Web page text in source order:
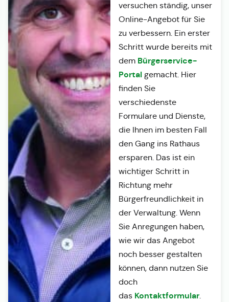
versuchen ständig, unser
Online-Angebot für Sie
zu verbessern. Ein erster
Schritt wurde bereits mit
dem Bürgerservice-
Portalgemacht. Hier
finden Sie
verschiedenste
Formulare und Dienste,
die Ihnen im besten Fall
den Gang ins Rathaus
ersparen. Das ist ein
wichtiger Schritt in
Richtung mehr
Bürgerfreundlichkeit in
der Verwaltung. Wenn
Sie Anregungen haben,
wie wir das Angebot
noch besser gestalten
können, dann nutzen Sie
doch
das Kontaktformular.